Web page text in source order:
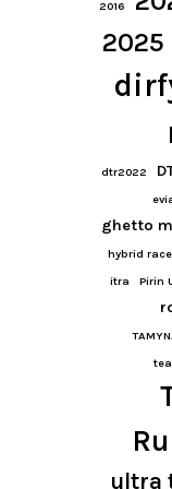
2016
2025
dtr2022
ghetto
hybrid race
itra
Pirin
ultra